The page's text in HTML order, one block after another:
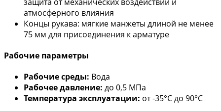
атмосферного влияния
Концы рукава: мягкие манжеты длиной не менее
75 мм для присоединения к арматуре
Рабочие параметры
Рабочие среды: Вода
Рабочее давление: до 0,5 МПа
Температура эксплуатации: от -35°С до 90°С